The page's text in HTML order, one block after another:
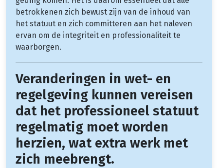
betrokkenen zich bewust zijn van de inhoud van
het statuut en zich committeren aan het naleven
ervan om de integriteit en professionaliteit te
waarborgen.
Veranderingen in wet- en
regelgeving kunnen vereisen
dat het professioneel statuut
regelmatig moet worden
herzien, wat extra werk met
zich meebrengt.